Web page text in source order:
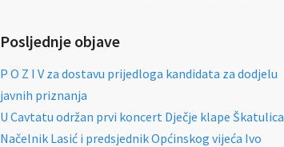
Posljednje objave
P O Z I V za dostavu prijedloga kandidata za dodjelu
javnih priznanja
U Cavtatu održan prvi koncert Dječje klape Škatulica
Načelnik Lasić i predsjednik Općinskog vijeća Ivo